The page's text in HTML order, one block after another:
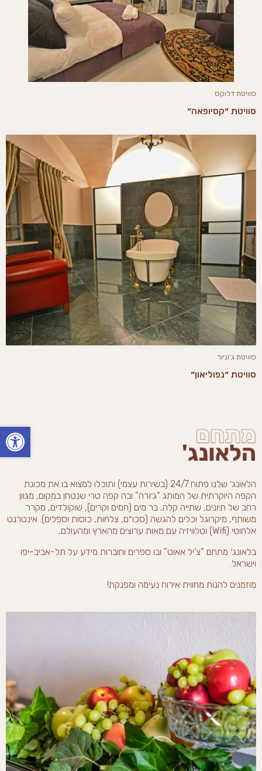
פתח
סוויטת דלוקס
סוויטת ״קסיופאה״
סוויטת ג׳וניור
סוויטת ״נפוליאון״
הלאונג׳ שלנו פתוח 24/7 (בשירות עצמי) ותוכלו למצוא בו את מכונת
הקפה היוקרתית של המותג “ג׳וּרה” ובה קפה טרי שנטחן במקום, מגוון
רחב של תיונים, שתייה קלה, בר מים (חמים וקרים), שוקולדים, מקרר
משותף, מיקרוגל וכלים להגשה (סכו״ם, צלחות, כוסות וספלים). אינטרנט
אלחוטי (Wifi) וטלוויזיה עם מאות ערוצים מהארץ ומהעולם,
בלאונג׳ מתחם “צ’יל אאוט” ובו ספרים וחוברות מידע על תל-אביב-יפו
וישראל.
מוזמנים להנות מחווית אירוח נעימה ומפנקת!